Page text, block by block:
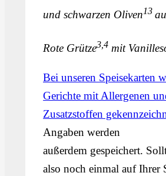
und schwarzen Oliven13
Rote Grütze3,4 mit
Bei unseren Speisekarten
Gerichte mit Allergenen
Zusatzstoffen
Angaben werden
außerdem gespeichert.
also noch einmal auf Ihrer